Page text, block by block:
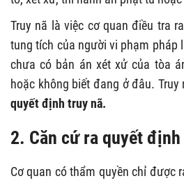
Truy nã là việc cơ quan điều tra
tung tích của người vi phạm pháp
chưa có bản án xét xử của tòa
hoặc không biết đang ở đâu.
quyết định truy nã.
2. Căn cứ ra quyết
Cơ quan có thẩm quyền chỉ được